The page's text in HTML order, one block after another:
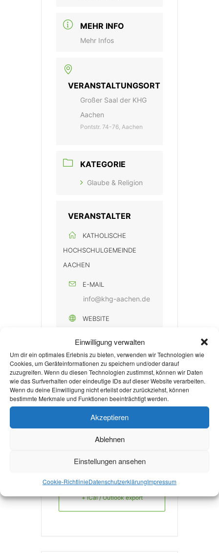
Einwilligung verwalten
Um dir ein optimales Erlebnis zu bieten, verwenden wir Technologien wie
Cookies, um Geräteinformationen zu speichern und/oder darauf
zuzugreifen. Wenn du diesen Technologien zustimmst, können wir Daten
wie das Surfverhalten oder eindeutige IDs auf dieser Website verarbeiten.
Wenn du deine Einwilligung nicht erteilst oder zurückziehst, können
bestimmte Merkmale und Funktionen beeinträchtigt werden.
Akzeptieren
Ablehnen
Einstellungen ansehen
Cookie-RichtlinieDatenschutzerklärungImpressum
MEHR INFO
Mehr Infos
VERANSTALTUNGSORT
Großer Saal der KHG
Aachen
Pontstr. 74-76, Aachen
KATEGORIE
Glaube & Religion
VERANSTALTER
KATHOLISCHE
HOCHSCHULGEMEINDE
AACHEN
E-MAIL
info@khg-aachen.de
WEBSITE
aachen.de/
Mehr Infos
+ Zu Google Kalender hinzufügen
+ iCal / Outlook export